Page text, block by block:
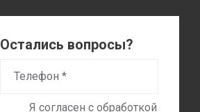
Остались вопросы?
Я согласен с обработкой